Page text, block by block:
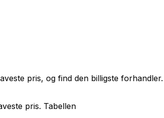
pris, og find den billigste
pris. Tabellen